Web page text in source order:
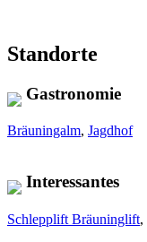
Standorte
Gastronomie
Bräuningalm, Jagdhof
Interessantes
Schlepplift Bräuninglift,